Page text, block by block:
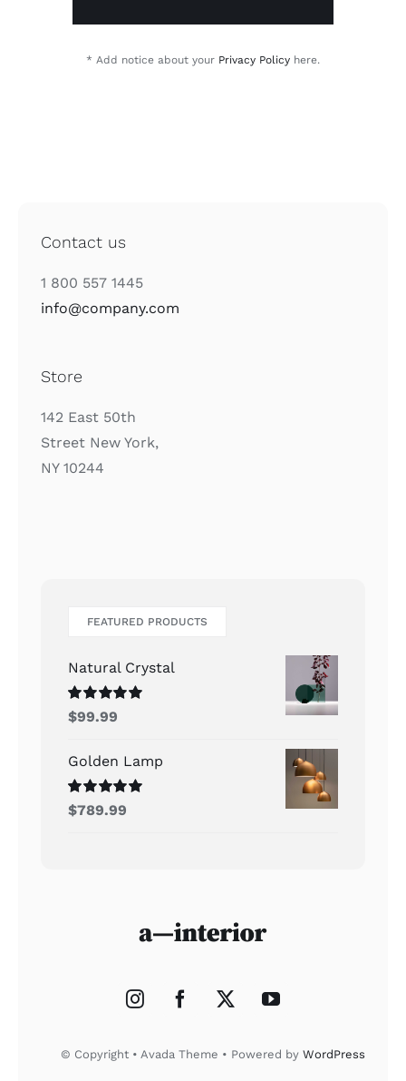
* Add notice about your Privacy Policy here.
Contact us
1 800 557 1445
info@company.com
Store
142 East 50th
Street New York,
NY 10244
FEATURED PRODUCTS
Natural Crystal
Rated5.00
$99.99
Golden Lamp
Rated5.00
$789.99
© Copyright • Avada Theme • Powered by WordPress